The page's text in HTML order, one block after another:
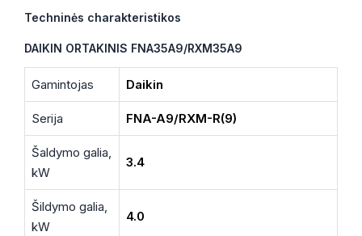
Techninės charakteristikos
DAIKIN ORTAKINIS FNA35A9/RXM35A9
Gamintojas Daikin
Serija FNA-A9/RXM-R(9)
Šaldymo galia,
kW
3.4
Šildymo galia,
kW
4.0